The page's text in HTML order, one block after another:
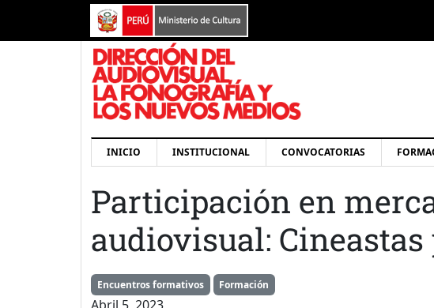
Pasar al contenido principal
Navegación principal
INICIO INSTITUCIONAL CONVOCATORIAS
Participación en
audiovisual:
Encuentros formativos Formación